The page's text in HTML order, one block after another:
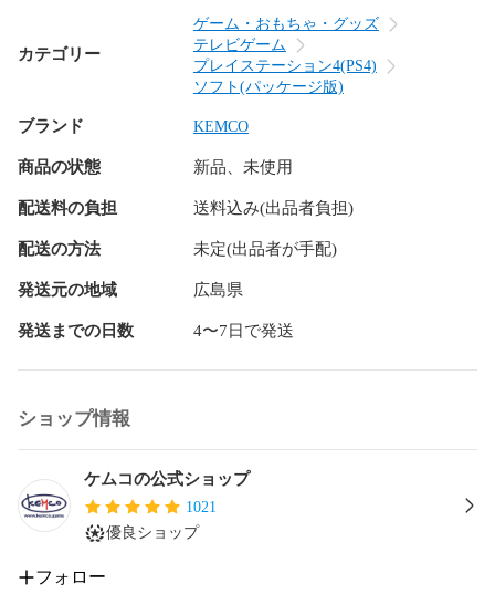
【発送について】
クリックポストで発送いたします。
※郵便受けに配達されますので、ご注意ください。
※休業日（土日祝日）を挟む場合の発送は、翌営業日以降とな
ります。
【その他】
ご不明な点がありましたら、お気軽にご質問ください。
□■□■□■□■□■□■□■□■□■□
●いいねして頂くと…
・タイムセール・値下げ時
・商品再入荷時
●フォローして頂くと…
・新商品発売時
カテゴリー
ゲーム・おもちゃ・グッズ
テレビゲーム
プレイステーション4(PS4)
ソフト(パッケージ版)
ブランド KEMCO
商品の状態 新品、未使用
配送料の負担 送料込み(出品者負担)
配送の方法 未定(出品者が手配)
発送元の地域 広島県
発送までの日数 4〜7日で発送
ショップ情報
ケムコの公式ショップ
1021
優良ショップ
フォロー